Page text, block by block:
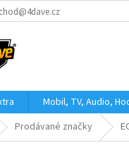
Mobil, TV, Audio,
Prodávané značky